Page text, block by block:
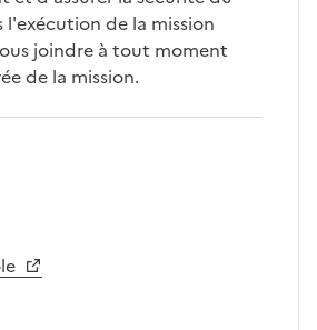
l'exécution de la mission
joindre à tout moment
de la mission.